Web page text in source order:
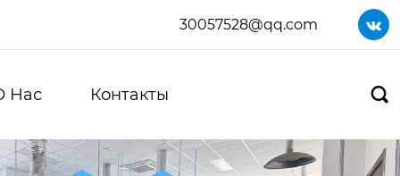
30057528@qq.com 
Нас Контакты 